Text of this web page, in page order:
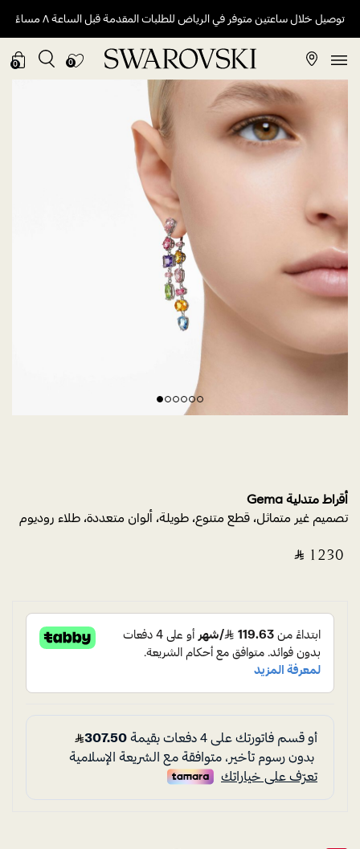
توصيل خلال ساعتين متوفر في الرياض للطلبات المقدمة قبل الساعة ٨ مساءً
0
0
أقراط متدلية Gema
تصميم غير متماثل، قطع متنوع، طويلة، ألوان متعددة، طلاء روديوم
‎ ⃁ ⁦1230⁩ ‎